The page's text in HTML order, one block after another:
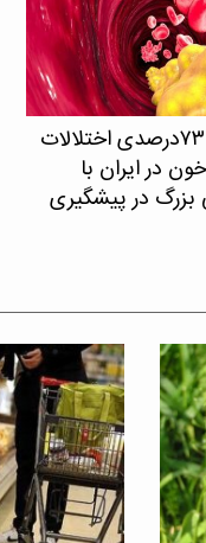
شیوع ۷۳درصدی اختلالات
در ایران با
بزرگ در پیشگیری